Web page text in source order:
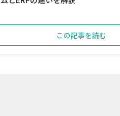
この記事を読む